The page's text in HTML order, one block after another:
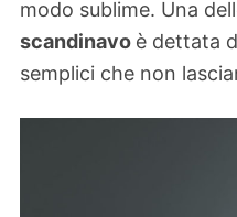
modo sublime. Una
scandinavo è dettata
semplici che non